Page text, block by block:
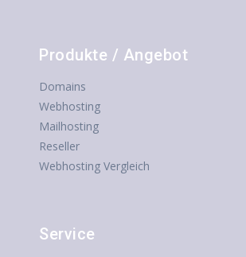
Produkte / Angebot
Domains
Webhosting
Mailhosting
Reseller
Webhosting Vergleich
Service